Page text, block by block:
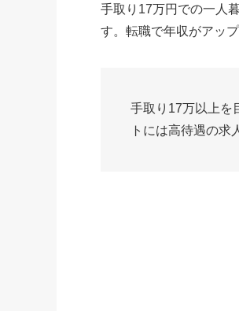
手取り17万円での一人
す。転職で年収がアッ
手取り17万以上を
トには高待遇の求